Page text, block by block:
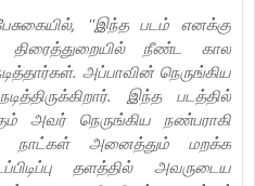
''இந்த படம் எனக்கு
நீண்ட கால
அப்பாவின் நெருங்கிய
இந்த படத்தில்
அவர் நெருங்கிய நண்பராகி
நாட்கள் அனைத்தும் மறக்க
தளத்தில் அவருடைய